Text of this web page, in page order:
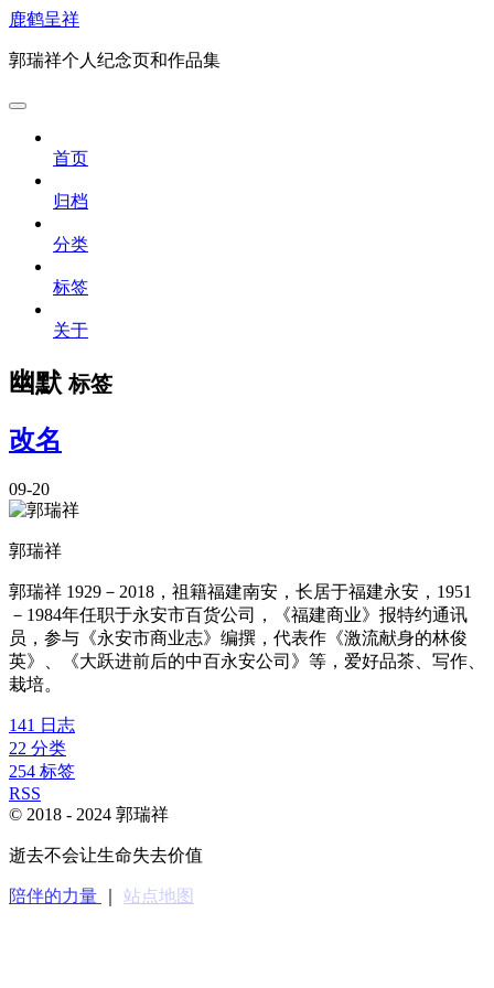
鹿鹤呈祥
郭瑞祥个人纪念页和作品集
首页
归档
分类
标签
关于
幽默标签
改名
09-20
郭瑞祥
郭瑞祥 1929－2018，祖籍福建南安，长居于福建永安，1951
－1984年任职于永安市百货公司，《福建商业》报特约通讯
员，参与《永安市商业志》编撰，代表作《激流献身的林俊
英》、《大跃进前后的中百永安公司》等，爱好品茶、写作、
栽培。
141 日志
22 分类
254 标签
RSS
© 2018 - 2024 郭瑞祥
逝去不会让生命失去价值
陪伴的力量 站点地图